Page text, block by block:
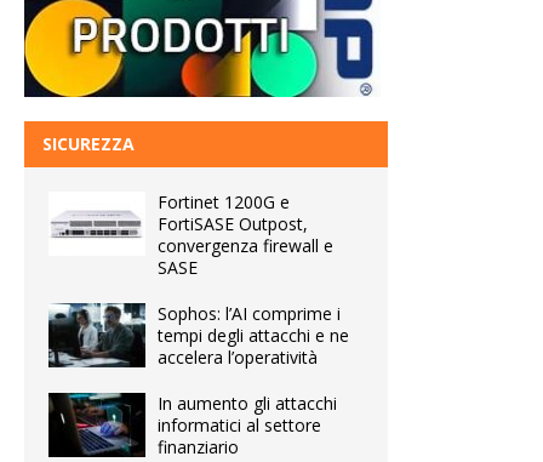
SICUREZZA
Fortinet 1200G e
FortiSASE Outpost,
convergenza firewall e
SASE
Sophos: l’AI comprime i
tempi degli attacchi e ne
accelera l’operatività
In aumento gli attacchi
informatici al settore
finanziario